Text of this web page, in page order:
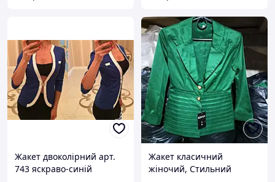
Жакет двоколірний арт.
743 яскраво-синій
Жакет класичний
жіночий, Стильний